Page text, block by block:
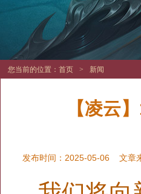
您当前的位置： 首页 > 新闻
【凌云
发布时间：2025-05-06 文章